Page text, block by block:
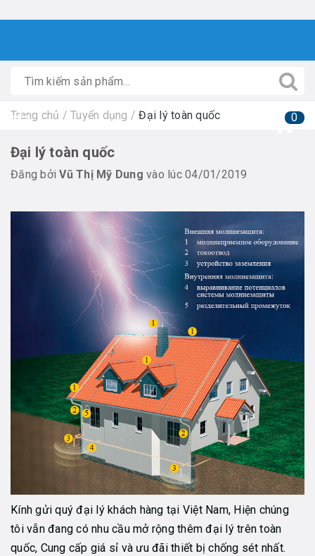
0
Trang chủ / Tuyển dụng /Đại lý toàn quốc
Đại lý toàn quốc
Đăng bởiVũ Thị Mỹ Dung vào lúc 04/01/2019
Kính gửi quý đại lý khách hàng tại Việt Nam, Hiện chúng
tôi vẫn đang có nhu cầu mở rộng thêm đại lý trên toàn
quốc, Cung cấp giá sỉ và ưu đãi thiết bị chống sét nhất.